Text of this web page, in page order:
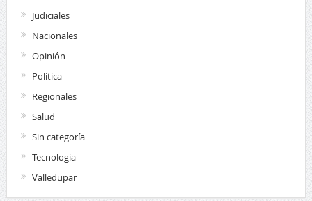
Judiciales
Nacionales
Opinión
Politica
Regionales
Salud
Sin categoría
Tecnologia
Valledupar